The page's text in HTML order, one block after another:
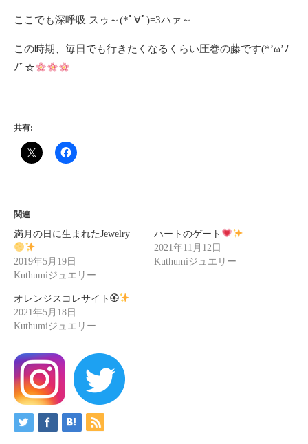
ここでも深呼吸 スゥ～(*ﾟ∀ﾟ)=3ハァ～
この時期、毎日でも行きたくなるくらい圧巻の藤です(*’ω’ﾉ
ﾉﾞ☆
共有:
関連
満月の日に生まれたJewelry
2019年5月19日
Kuthumiジュエリー
ハートのゲート
2021年11月12日
Kuthumiジュエリー
オレンジスコレサイト🏵
2021年5月18日
Kuthumiジュエリー